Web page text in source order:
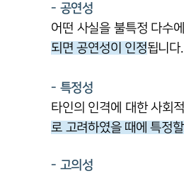
- 공연성
어떤 사실을 불특정 다수
되면 공연성이 인정됩니다.
- 특정성
타인의 인격에 대한 사회
로 고려하였을 때에 특정
- 고의성